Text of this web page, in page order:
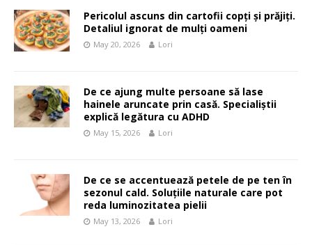
Pericolul ascuns din cartofii copți și prăjiți.
Detaliul ignorat de mulți oameni
May 20, 2026 Lori
De ce ajung multe persoane să lase
hainele aruncate prin casă. Specialiștii
explică legătura cu ADHD
May 15, 2026 Lori
De ce se accentuează petele de pe ten în
sezonul cald. Soluțiile naturale care pot
reda luminozitatea pielii
May 13, 2026 Lori